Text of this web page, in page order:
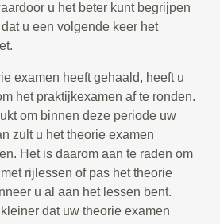
u het beter kunt begrijpen
u een volgende keer het
examen heeft gehaald, heeft u
het praktijkexamen af te ronden.
om binnen deze periode uw
zult u het theorie examen
Het is daarom aan te raden om
rijlessen of pas het theorie
u al aan het lessen bent.
dat uw theorie examen